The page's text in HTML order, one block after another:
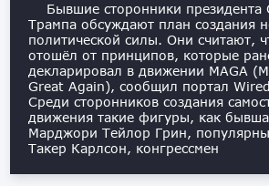
Бывшие сторонники
Трампа обсуждают план создания
политической силы. Они считают,
отошёл от принципов, которые
декларировал в движении MAGA
Great Again), сообщил портал
Среди сторонников создания
движения такие фигуры, как
Марджори Тейлор Грин,
Такер Карлсон, конгрессмен